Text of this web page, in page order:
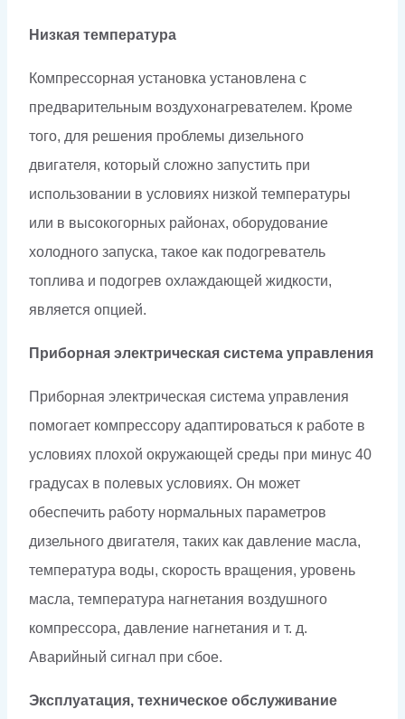
Низкая температура
Компрессорная установка установлена с
предварительным воздухонагревателем. Кроме
того, для решения проблемы дизельного
двигателя, который сложно запустить при
использовании в условиях низкой температуры
или в высокогорных районах, оборудование
холодного запуска, такое как подогреватель
топлива и подогрев охлаждающей жидкости,
является опцией.
Приборная электрическая система управления
Приборная электрическая система управления
помогает компрессору адаптироваться к работе в
условиях плохой окружающей среды при минус 40
градусах в полевых условиях. Он может
обеспечить работу нормальных параметров
дизельного двигателя, таких как давление масла,
температура воды, скорость вращения, уровень
масла, температура нагнетания воздушного
компрессора, давление нагнетания и т. д.
Аварийный сигнал при сбое.
Эксплуатация, техническое обслуживание